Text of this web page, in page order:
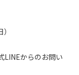
LINEからのお問い